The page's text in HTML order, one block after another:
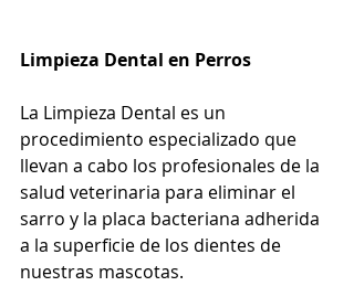
Limpieza Dental en Perros
La Limpieza Dental es un
procedimiento especializado que
llevan a cabo los profesionales de la
salud veterinaria para eliminar el
sarro y la placa bacteriana adherida
a la superficie de los dientes de
nuestras mascotas.